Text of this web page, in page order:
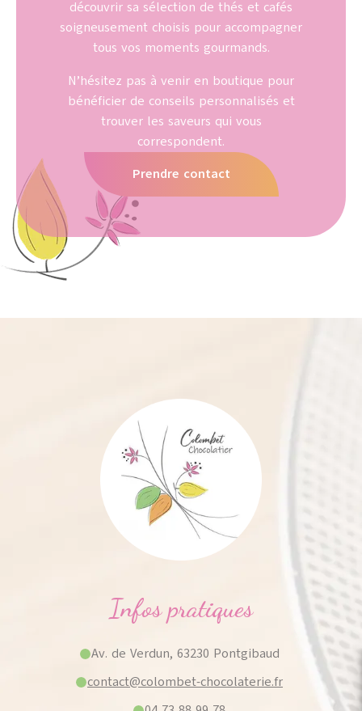
découvrir sa sélection de thés et cafés
soigneusement choisis pour accompagner
tous vos moments gourmands.
N’hésitez pas à venir en boutique pour
bénéficier de conseils personnalisés et
trouver les saveurs qui vous
correspondent.
Prendre contact
Infos pratiques
Av. de Verdun, 63230 Pontgibaud
contact@colombet-chocolaterie.fr